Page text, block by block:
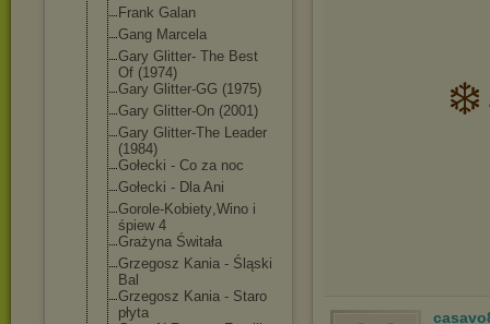
Frank Galan
Gang Marcela
Gary Glitter- The Best
Of (1974)
Gary Glitter-GG (1975)
Gary Glitter-On (2001)
Gary Glitter-The Leader
(1984)
Gołecki - Co za noc
Gołecki - Dla Ani
Gorole-Kobiety,Wino i
śpiew 4
Grażyna Świtała
Grzegosz Kania - Śląski
Bal
Grzegosz Kania - Staro
płyta